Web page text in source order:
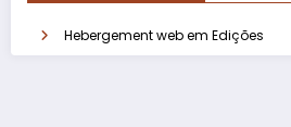
Hebergement webem Edições